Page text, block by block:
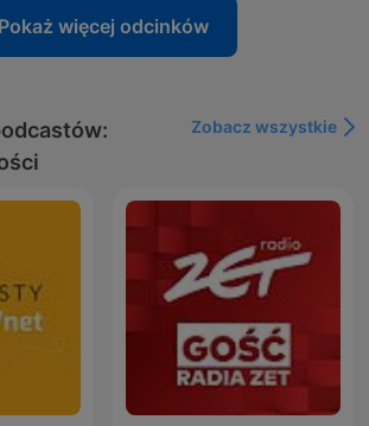
Pokaż więcej odcinków
Zobacz wszystkie